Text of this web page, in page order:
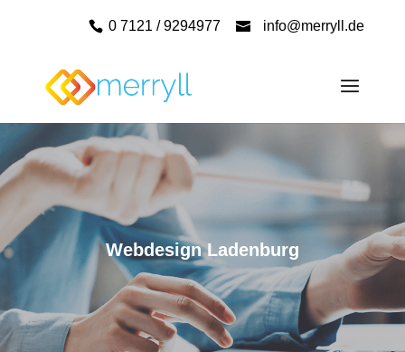
0 7121 / 9294977 info@merryll.de
Webdesign Ladenburg